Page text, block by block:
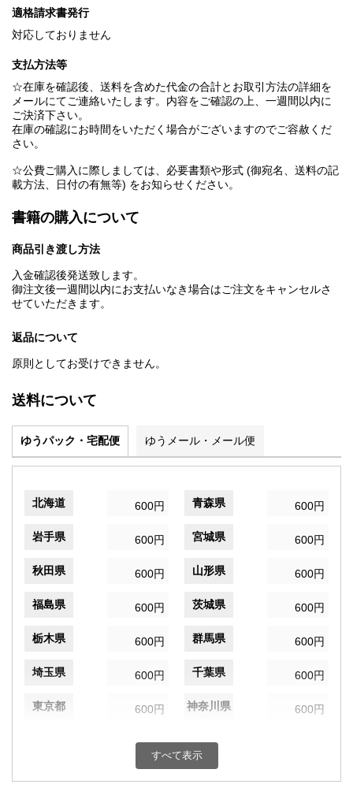
適格請求書発行
対応しておりません
支払方法等
☆在庫を確認後、送料を含めた代金の合計とお取引方法の詳細を
メールにてご連絡いたします。内容をご確認の上、一週間以内に
ご決済下さい。
在庫の確認にお時間をいただく場合がございますのでご容赦くだ
さい。
☆公費ご購入に際しましては、必要書類や形式 (御宛名、送料の記
載方法、日付の有無等) をお知らせください。
書籍の購入について
商品引き渡し方法
入金確認後発送致します。
御注文後一週間以内にお支払いなき場合はご注文をキャンセルさ
せていただきます。
返品について
原則としてお受けできません。
送料について
ゆうパック・宅配便 ゆうメール・メール便
北海道 600円 青森県 600円
岩手県 600円 宮城県 600円
秋田県 600円 山形県 600円
福島県 600円 茨城県 600円
栃木県 600円 群馬県 600円
埼玉県 600円 千葉県 600円
東京都 600円 神奈川県 600円
600円 富山県
すべて表示